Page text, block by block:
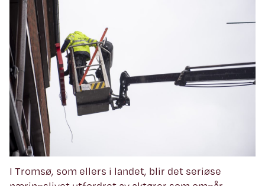
I Tromsø, som ellers i landet, blir det seriøse